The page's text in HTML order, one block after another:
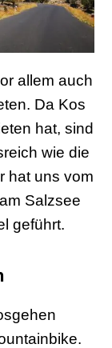
allem auch
Da Kos
hat, sind
wie die
hat uns vom
Salzsee
geführt.